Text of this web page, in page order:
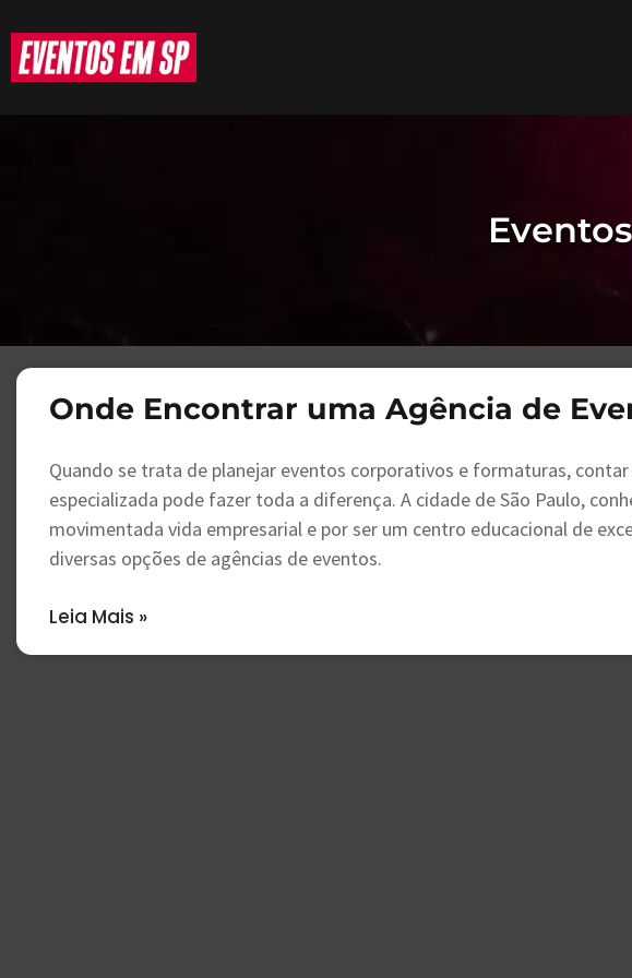
Onde Encontrar uma Agência de
Quando se trata de planejar eventos corporativos e formaturas,
especializada pode fazer toda a diferença. A cidade de São Paulo,
movimentada vida empresarial e por ser um centro educacional de
diversas opções de agências de eventos.
Leia Mais »